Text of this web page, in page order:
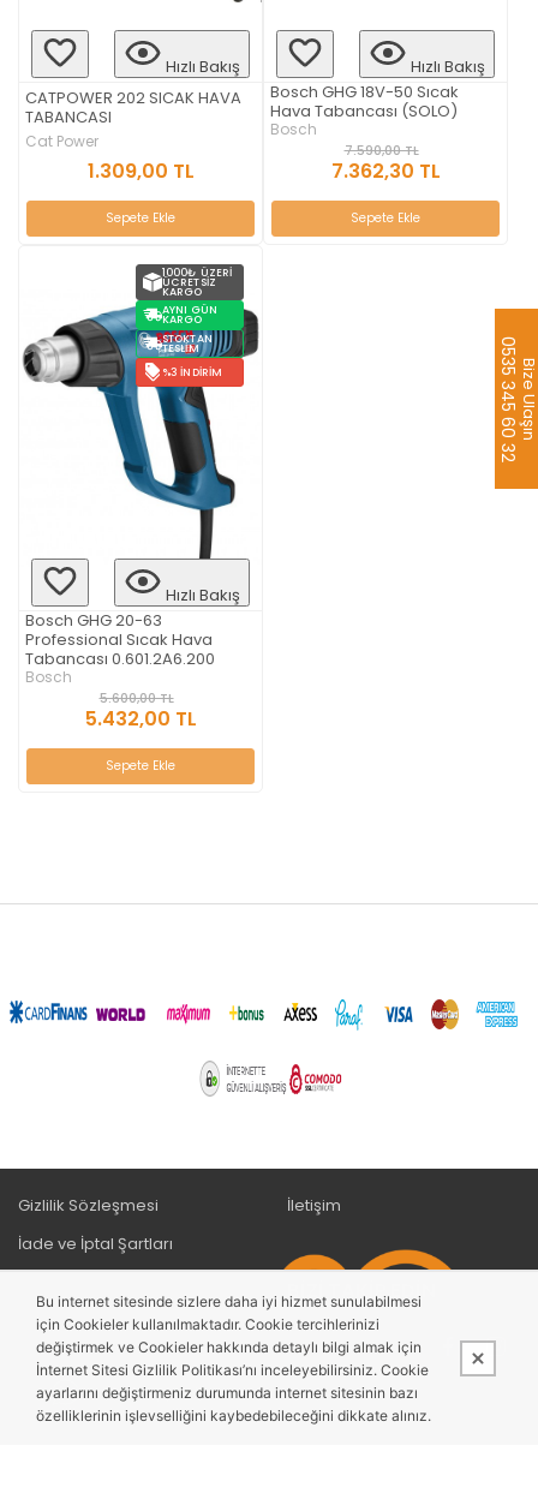
Hızlı Bakış
CATPOWER 202 SICAK HAVA
TABANCASI
Cat Power
1.309,00 TL
Sepete Ekle
Hızlı Bakış
Bosch GHG 18V-50 Sıcak
Hava Tabancası (SOLO)
Bosch
7.590,00 TL
7.362,30 TL
Sepete Ekle
1000₺ ÜZERI
ÜCRETSIZ
KARGO
AYNI GÜN
KARGO
STOKTAN
TESLIM
%3 İNDIRIM
Hızlı Bakış
Bosch GHG 20-63
Professional Sıcak Hava
Tabancası 0.601.2A6.200
Bosch
5.600,00 TL
5.432,00 TL
Sepete Ekle
Whatsapp İletişim
Bize
0535 345 60 32
Gizlilik Sözleşmesi
İade ve İptal Şartları
sözleşmesi
KVKK Bilgilendirme
Ödeme ve Teslimat
İletişim
BIZI TAKIP EDIN
Bu internet sitesinde sizlere daha iyi hizmet sunulabilmesi
için Cookieler kullanılmaktadır. Cookie tercihlerinizi
değiştirmek ve Cookieler hakkında detaylı bilgi almak için
İnternet Sitesi Gizlilik Politikası’nı inceleyebilirsiniz. Cookie
ayarlarını değiştirmeniz durumunda internet sitesinin bazı
özelliklerinin işlevselliğini kaybedebileceğini dikkate alınız.